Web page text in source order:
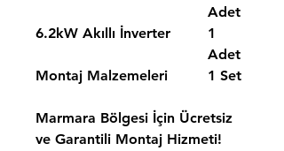
Adet
6.2kW Akıllı İnverter
1
Adet
Montaj Malzemeleri
1 Set
Marmara Bölgesi İçin Ücretsiz
ve Garantili Montaj Hizmeti!